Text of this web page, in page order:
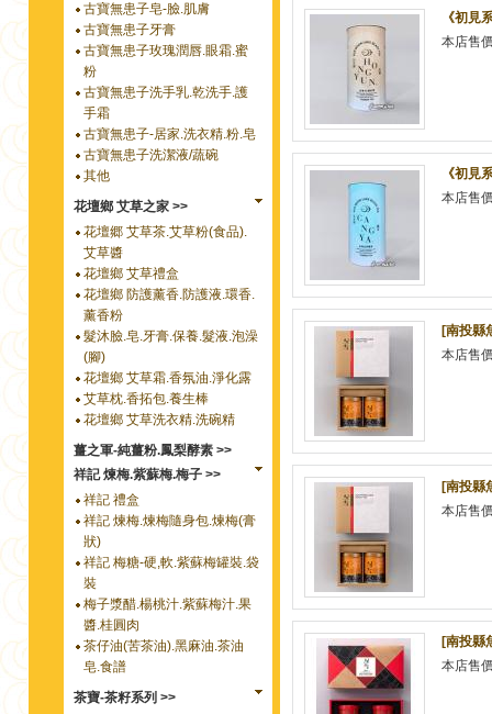
古寶無患子皂-臉.肌膚
古寶無患子牙膏
古寶無患子玫瑰潤唇.眼霜.蜜
粉
古寶無患子洗手乳.乾洗手.護
手霜
古寶無患子-居家.洗衣精.粉.皂
古寶無患子洗潔液/蔬碗
其他
花壇鄉 艾草之家 >>
花壇郷 艾草茶.艾草粉(食品).
艾草醬
花壇鄉 艾草禮盒
花壇鄉 防護薰香.防護液.環香.
薰香粉
髮沐臉.皂.牙膏.保養.髮液.泡澡
(腳)
花壇鄉 艾草霜.香氛油.淨化露
艾草枕.香拓包.養生棒
花壇鄉 艾草洗衣精.洗碗精
薑之軍-純薑粉.鳳梨酵素 >>
祥記 煉梅.紫蘇梅.梅子 >>
祥記 禮盒
祥記 煉梅.煉梅隨身包.煉梅(膏
狀)
祥記 梅糖-硬,軟.紫蘇梅罐裝.袋
裝
梅子漿醋.楊桃汁.紫蘇梅汁.果
醬.桂圓肉
茶仔油(苦茶油).黑麻油.茶油
皂.食譜
茶寶-茶籽系列 >>
《初見
本店售
《初見
本店售
[南投縣
本店售
[南投縣
本店售
[南投縣
本店售